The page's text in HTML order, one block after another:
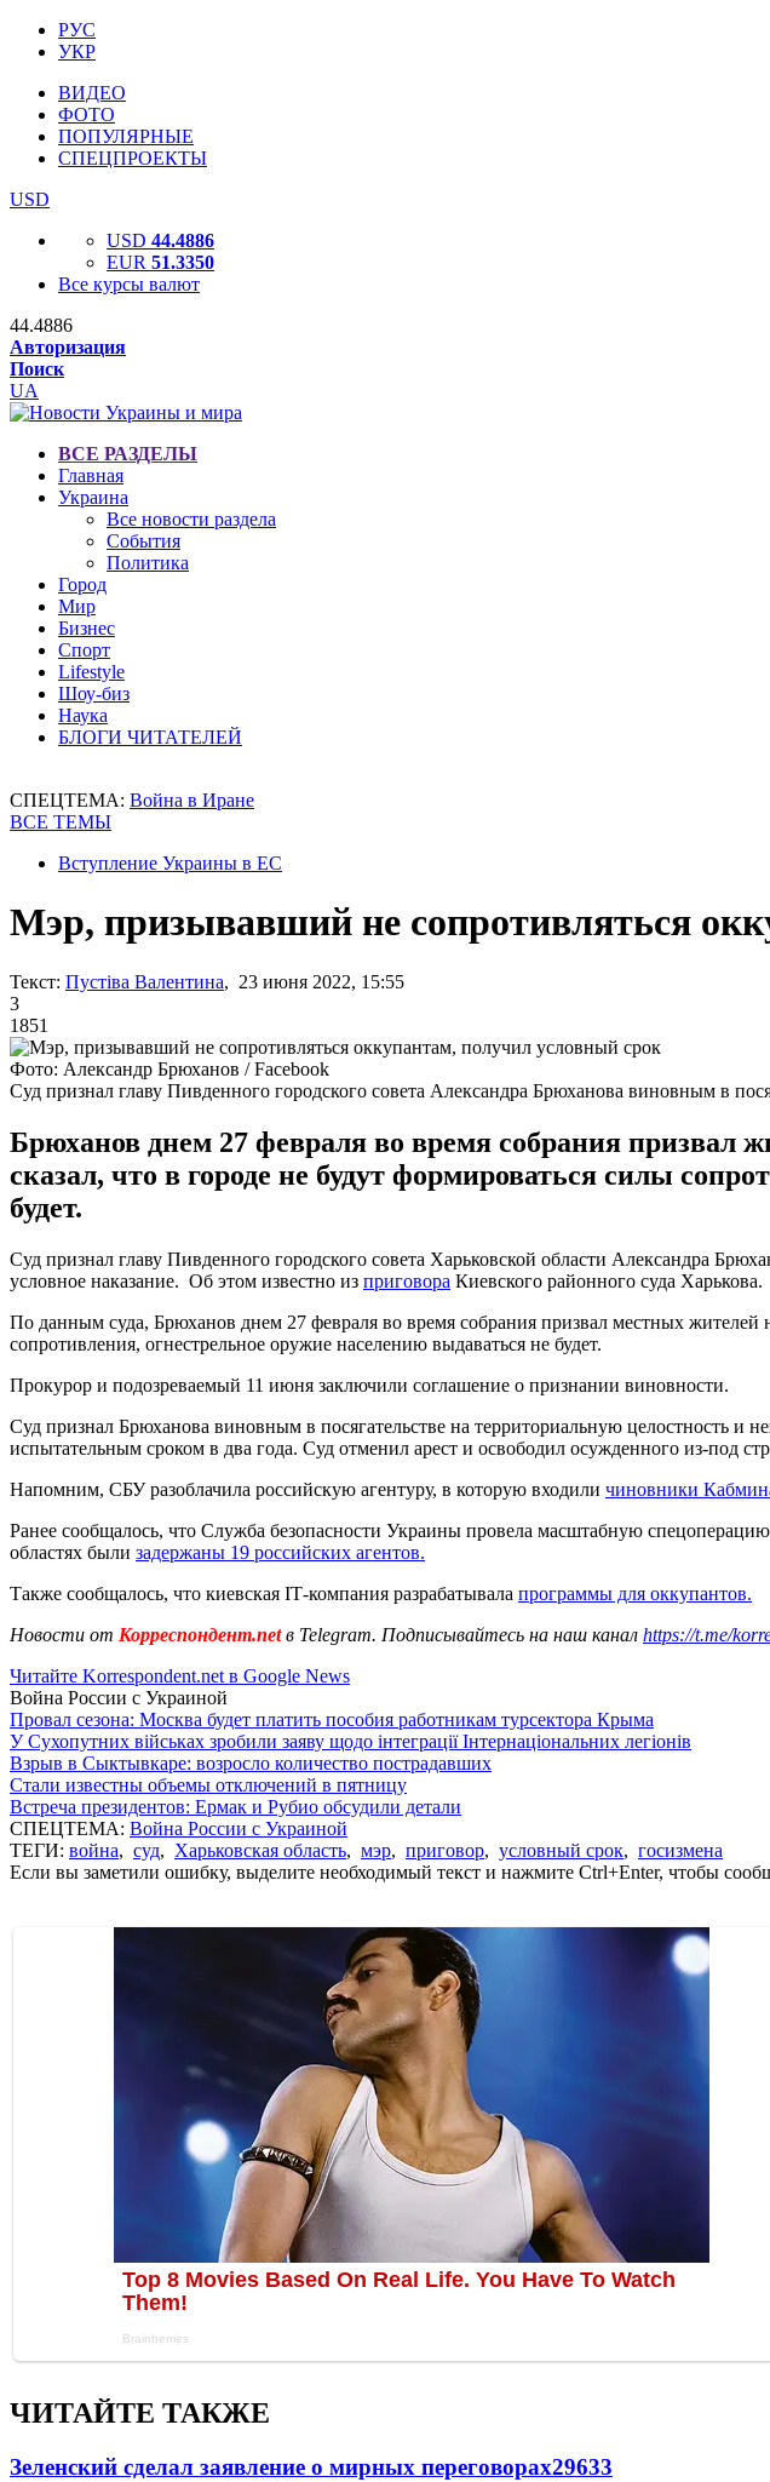
РУС
УКР
ВИДЕО
ФОТО
ПОПУЛЯРНЫЕ
СПЕЦПРОЕКТЫ
USD
USD 44.4886
EUR 51.3350
Все курсы валют
44.4886
Авторизация
Поиск
UA
ВСЕ РАЗДЕЛЫ
Главная
Украина
Все новости раздела
События
Политика
Город
Мир
Бизнес
Спорт
Lifestyle
Шоу-биз
Наука
БЛОГИ ЧИТАТЕЛЕЙ
СПЕЦТЕМА: Война в Иране
ВСЕ ТЕМЫ
Вступление Украины в ЕС
Мэр, призывавший не сопротивляться
Текст: Пустіва Валентина, 23 июня 2022, 15:55
3
1851
Фото: Александр Брюханов / Facebook
Суд признал главу Пивденного городского совета Александра Брюханова виновным в
Брюханов днем 27 февраля во время собрания призвал
сказал, что в городе не будут формироваться силы
будет.
Суд признал главу Пивденного городского совета Харьковской области Александра
условное наказание. Об этом известно из приговора Киевского районного суда Харькова.
По данным суда, Брюханов днем 27 февраля во время собрания призвал местных жителей
сопротивления, огнестрельное оружие населению выдаваться не будет.
Прокурор и подозреваемый 11 июня заключили соглашение о признании виновности.
Суд признал Брюханова виновным в посягательстве на территориальную целостность и
испытательным сроком в два года. Суд отменил арест и освободил осужденного из-под
Напомним, СБУ разоблачила российскую агентуру, в которую входили чиновники
Ранее сообщалось, что Служба безопасности Украины провела масштабную
областях были задержаны 19 российских агентов.
Также сообщалось, что киевская ІТ-компания разрабатывала программы для оккупантов.
Новости от Корреспондент.netв Telegram. Подписывайтесь на наш канал https://t.me/
Читайте Korrespondent.net в Google News
Война России с Украиной
Провал сезона: Москва будет платить пособия работникам турсектора Крыма
У Сухопутних військах зробили заяву щодо інтеграції Інтернаціональних легіонів
Взрыв в Сыктывкаре: возросло количество пострадавших
Стали известны объемы отключений в пятницу
Встреча президентов: Ермак и Рубио обсудили детали
СПЕЦТЕМА: Война России с Украиной
ТЕГИ: война, суд, Харьковская область, мэр, приговор, условный срок, госизмена
Если вы заметили ошибку, выделите необходимый текст и нажмите Ctrl+Enter, чтобы
ЧИТАЙТЕ ТАКЖЕ
Зеленский сделал заявление о мирных переговорах29633